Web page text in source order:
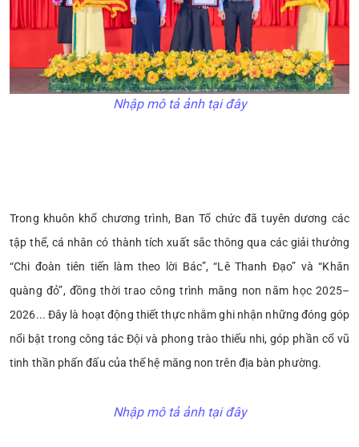
Nhập mô tả ảnh tại đây
Trong khuôn khổ chương trình, Ban Tổ chức đã tuyên dương các
tập thể, cá nhân có thành tích xuất sắc thông qua các giải thưởng
“Chi đoàn tiên tiến làm theo lời Bác”, “Lê Thanh Đạo” và “Khăn
quàng đỏ”, đồng thời trao công trình măng non năm học 2025–
2026... Đây là hoạt động thiết thực nhằm ghi nhận những đóng góp
nổi bật trong công tác Đội và phong trào thiếu nhi, góp phần cổ vũ
tinh thần phấn đấu của thế hệ măng non trên địa bàn phường.
Nhập mô tả ảnh tại đây